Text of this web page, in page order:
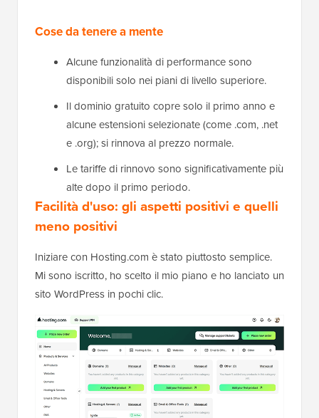
Cose da tenere a mente
Alcune funzionalità di performance sono
disponibili solo nei piani di livello superiore.
Il dominio gratuito copre solo il primo anno e
alcune estensioni selezionate (come .com, .net
e .org); si rinnova al prezzo normale.
Le tariffe di rinnovo sono significativamente più
alte dopo il primo periodo.
Facilità d'uso: gli aspetti positivi e quelli
meno positivi
Iniziare con Hosting.com è stato piuttosto semplice.
Mi sono iscritto, ho scelto il mio piano e ho lanciato un
sito WordPress in pochi clic.